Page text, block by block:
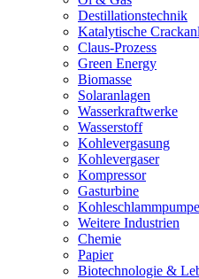
Destillationstechnik
Katalytische
Claus-Prozess
Green Energy
Biomasse
Solaranlagen
Wasserkraftwerke
Wasserstoff
Kohlevergasung
Kohlevergaser
Kompressor
Gasturbine
Kohleschlammpumpe
Weitere Industrien
Chemie
Papier
Biotechnologie &